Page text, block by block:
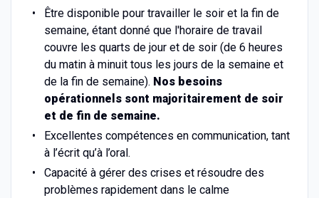
Être disponible pour travailler le soir et la fin de
semaine, étant donné que l'horaire de travail
couvre les quarts de jour et de soir (de 6 heures
du matin à minuit tous les jours de la semaine et
de la fin de semaine). Nos besoins
opérationnels sont majoritairement de soir
et de fin de semaine.
Excellentes compétences en communication, tant
à l’écrit qu’à l’oral.
Capacité à gérer des crises et résoudre des
problèmes rapidement dans le calme